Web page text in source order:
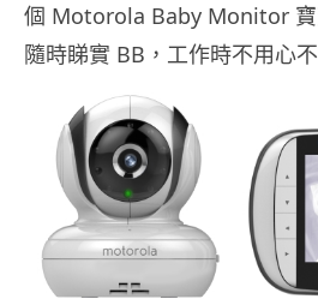
個 Motorola Baby Monitor 寶
隨時睇實 BB，工作時不用心